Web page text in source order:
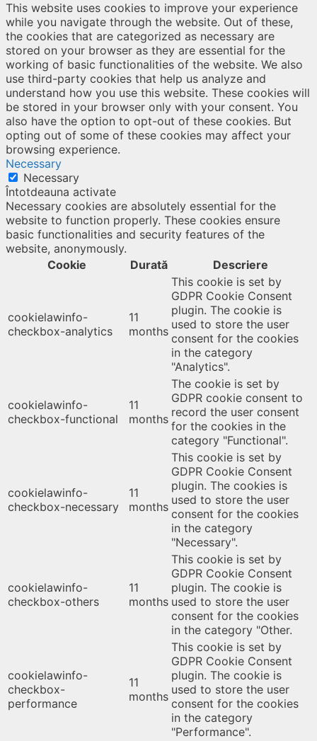
This website uses cookies to improve your experience
while you navigate through the website. Out of these,
the cookies that are categorized as necessary are
stored on your browser as they are essential for the
working of basic functionalities of the website. We also
use third-party cookies that help us analyze and
understand how you use this website. These cookies will
be stored in your browser only with your consent. You
also have the option to opt-out of these cookies. But
opting out of some of these cookies may affect your
browsing experience.
Necessary
Necessary
Întotdeauna activate
Necessary cookies are absolutely essential for the
website to function properly. These cookies ensure
basic functionalities and security features of the
website, anonymously.
Cookie
Durată Descriere
cookielawinfo-
checkbox-analytics
11
months
This cookie is set by
GDPR Cookie Consent
plugin. The cookie is
used to store the user
consent for the cookies
in the category
"Analytics".
cookielawinfo-
checkbox-functional
11
months
The cookie is set by
GDPR cookie consent to
record the user consent
for the cookies in the
category "Functional".
cookielawinfo-
checkbox-necessary
11
months
This cookie is set by
GDPR Cookie Consent
plugin. The cookies is
used to store the user
consent for the cookies
in the category
"Necessary".
cookielawinfo-
checkbox-others
11
months
This cookie is set by
GDPR Cookie Consent
plugin. The cookie is
used to store the user
consent for the cookies
in the category "Other.
cookielawinfo-
checkbox-
performance
11
months
This cookie is set by
GDPR Cookie Consent
plugin. The cookie is
used to store the user
consent for the cookies
in the category
"Performance".